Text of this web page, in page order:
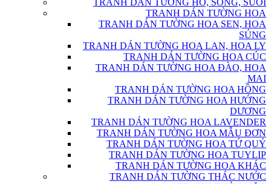
TRANH DÁN TƯỜNG HỒ, SÔNG, SUỐI
TRANH DÁN TƯỜNG HOA
TRANH DÁN TƯỜNG HOA SEN, HOA
SÚNG
TRANH DÁN TƯỜNG HOA LAN, HOA LY
TRANH DÁN TƯỜNG HOA CÚC
TRANH DÁN TƯỜNG HOA ĐÀO, HOA
MAI
TRANH DÁN TƯỜNG HOA HỒNG
TRANH DÁN TƯỜNG HOA HƯỚNG
DƯƠNG
TRANH DÁN TƯỜNG HOA LAVENDER
TRANH DÁN TƯỜNG HOA MẪU ĐƠN
TRANH DÁN TƯỜNG HOA TỨ QUÝ
TRANH DÁN TƯỜNG HOA TUYLIP
TRANH DÁN TƯỜNG HOA KHÁC
TRANH DÁN TƯỜNG THÁC NƯỚC